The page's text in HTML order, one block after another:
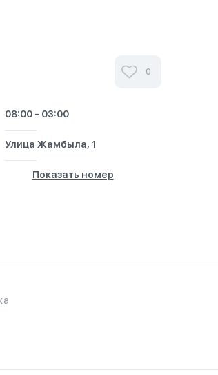
0
08:00 - 03:00
​Улица Жамбыла, 1
Показать номер